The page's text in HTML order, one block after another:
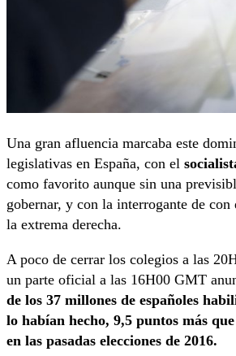
Una gran afluencia marcaba este
legislativas en España, con el
como favorito aunque sin una
gobernar, y con la interrogante de
la extrema derecha.
A poco de cerrar los colegios a las
un parte oficial a las 16H00 GMT
de los 37 millones de españoles
lo habían hecho, 9,5 puntos más
en las pasadas elecciones de 2016.